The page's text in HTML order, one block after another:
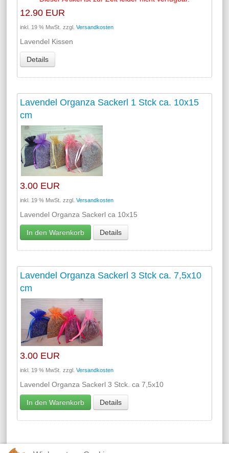
12.90 EUR
inkl. 19 % MwSt. zzgl.Versandkosten
Lavendel Kissen
Details
Lavendel Organza Sackerl 1 Stck ca. 10x15
cm
3.00 EUR
inkl. 19 % MwSt. zzgl.Versandkosten
Lavendel Organza Sackerl ca 10x15
In den Warenkorb Details
Lavendel Organza Sackerl 3 Stck ca. 7,5x10
cm
3.00 EUR
inkl. 19 % MwSt. zzgl.Versandkosten
Lavendel Organza Sackerl 3 Stck. ca 7,5x10
In den Warenkorb Details